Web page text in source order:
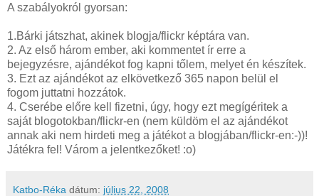
A szabályokról gyorsan:
1.Bárki játszhat, akinek blogja/flickr képtára van.
2. Az első három ember, aki kommentet ír erre a
bejegyzésre, ajándékot fog kapni tőlem, melyet én készítek.
3. Ezt az ajándékot az elkövetkező 365 napon belül el
fogom juttatni hozzátok.
4. Cserébe előre kell fizetni, úgy, hogy ezt megígéritek a
saját blogotokban/flickr-en (nem küldöm el az ajándékot
annak aki nem hirdeti meg a játékot a blogjában/flickr-en:-))!
Játékra fel! Várom a jelentkezőket! :o)
Katbo-Réka dátum: július 22, 2008